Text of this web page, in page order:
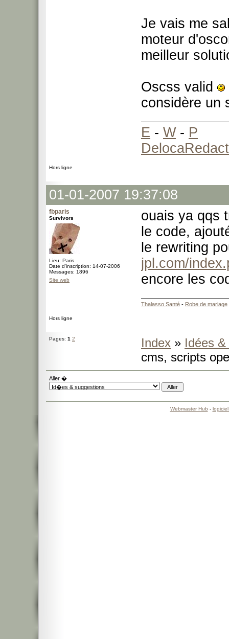
Je vais me
moteur
meilleur
Oscss valid
considère un
E - W- P
Hors ligne
01-01-2007 19:37:08
fbparis
Survivors
Lieu: Paris
Date d'inscription: 14-07-2006
Messages: 1896
Site web
ouais ya qqs
le code,
le rewriting
jpl.com/
encore les
Thalasso Santé - Robe de mariage
Hors ligne
Pages: 1 2 Index » Idées
cms, scripts
Aller �
Webmaster Hub -